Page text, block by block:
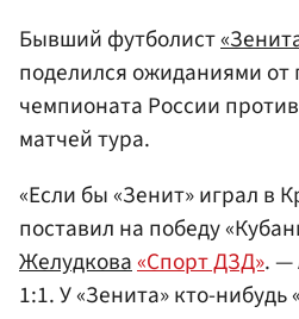
Бывший футболист
поделился ожиданиями от
чемпионата России
матчей тура.
«Если бы «Зенит» играл в
поставил на победу
Желудкова«Спорт ДЗД». —
1:1. У «Зенита» кто-нибудь